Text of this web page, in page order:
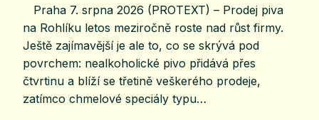
Praha 7. srpna 2026 (PROTEXT) – Prodej piva
na Rohlíku letos meziročně roste nad růst firmy.
Ještě zajímavější je ale to, co se skrývá pod
povrchem: nealkoholické pivo přidává přes
čtvrtinu a blíží se třetině veškerého prodeje,
zatímco chmelové speciály typu…